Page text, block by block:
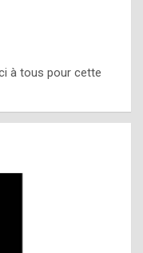
à tous pour cette